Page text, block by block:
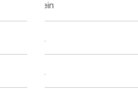
Nein